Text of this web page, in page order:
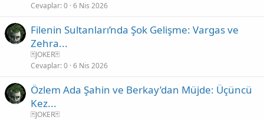
Cevaplar 0 6 Nis 2026
Filenin Sultanları’nda Şok Gelişme: Vargas ve
Zehra...
🃏JOKER🃏
Cevaplar 0 6 Nis 2026
Özlem Ada Şahin ve Berkay’dan Müjde: Üçüncü
Kez...
🃏JOKER🃏